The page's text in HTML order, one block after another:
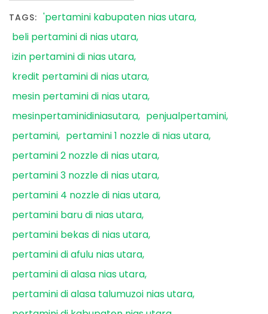
TAGS: 'pertamini kabupaten nias utara
beli pertamini di nias utara
izin pertamini di nias utara
kredit pertamini di nias utara
mesin pertamini di nias utara
mesinpertaminidiniasutara
penjualpertamini
pertamini
pertamini 1 nozzle di nias utara
pertamini 2 nozzle di nias utara
pertamini 3 nozzle di nias utara
pertamini 4 nozzle di nias utara
pertamini baru di nias utara
pertamini bekas di nias utara
pertamini di afulu nias utara
pertamini di alasa nias utara
pertamini di alasa talumuzoi nias utara